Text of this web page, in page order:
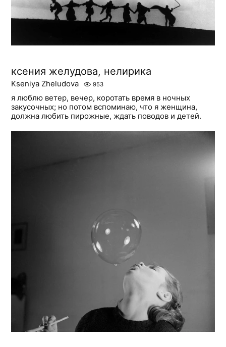
ксения желудова, нелирика
Kseniya Zheludova 953
я люблю ветер, вечер, коротать время в ночных
закусочных; но потом вспоминаю, что я женщина,
должна любить пирожные, ждать поводов и детей.